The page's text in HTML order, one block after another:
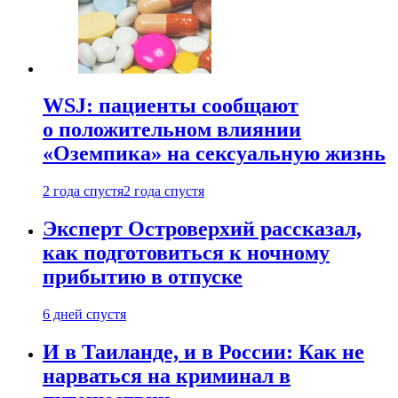
WSJ: пациенты сообщают
о положительном влиянии
«Оземпика» на сексуальную жизнь
2 года спустя2 года спустя
Эксперт Островерхий рассказал,
как подготовиться к ночному
прибытию в отпуске
6 дней спустя
И в Таиланде, и в России: Как не
нарваться на криминал в